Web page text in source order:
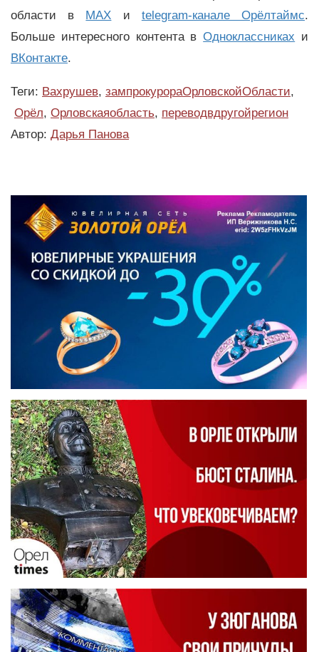
области в MAX и telegram-канале Орёлтаймс.
Больше интересного контента вОдноклассниках и
ВКонтакте.
Теги: Вахрушев, зампрокурораОрловскойОбласти,
Орёл, Орловскаяобласть, переводвдругойрегион
Автор: Дарья Панова